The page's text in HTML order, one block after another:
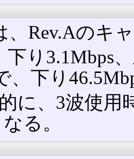
、Rev.Aのキ
下り3.1Mbps
、下り
に、3波使用
る。